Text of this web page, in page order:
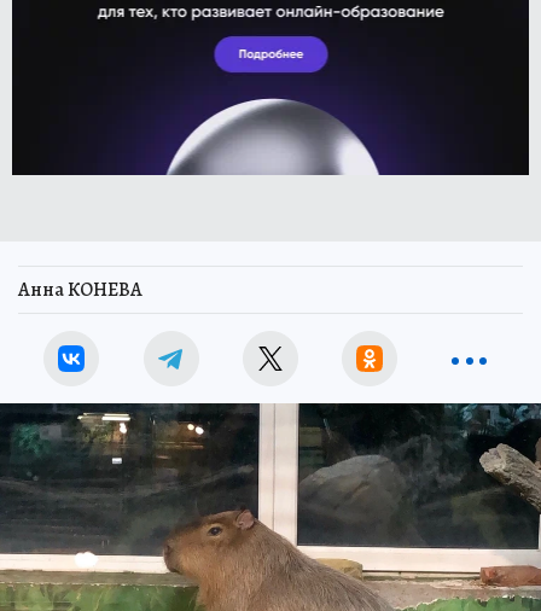
Анна КОНЕВА